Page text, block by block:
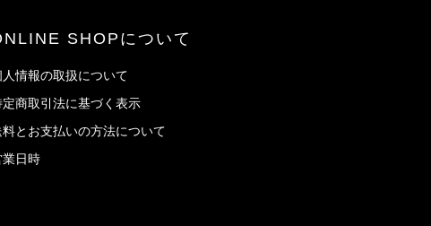
SHOPについて
人情報の取扱について
定商取引法に基づく表示
料とお支払いの方法について
業日時